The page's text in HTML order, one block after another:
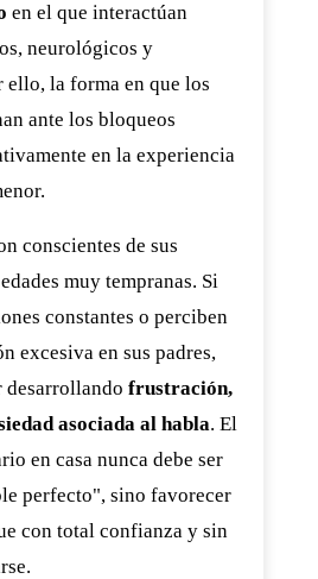
en el que interactúan
neurológicos y
ello, la forma en que los
ante los bloqueos
en la experiencia
conscientes de sus
muy tempranas. Si
constantes o perciben
excesiva en sus padres,
desarrollando frustración,
asociada al habla. El
en casa nunca debe ser
perfecto", sino favorecer
con total confianza y sin